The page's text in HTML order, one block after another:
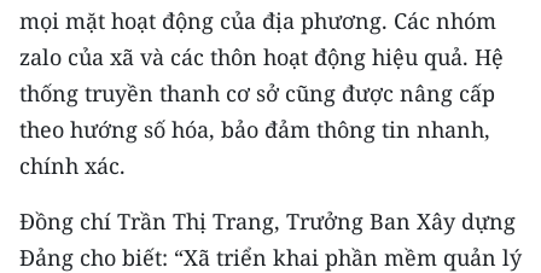
Đồng bằng sông Cửu Long
Chuyên trang Hà Nội
Chuyên trang TP. Hồ Chí Minh
CÁC CHUYÊN TRANG
mọi mặt hoạt động của địa phương. Các nhóm
zalo của xã và các thôn hoạt động hiệu quả. Hệ
thống truyền thanh cơ sở cũng được nâng cấp
theo hướng số hóa, bảo đảm thông tin nhanh,
chính xác.
Đồng chí Trần Thị Trang, Trưởng Ban Xây dựng
Đảng cho biết: “Xã triển khai phần mềm quản lý